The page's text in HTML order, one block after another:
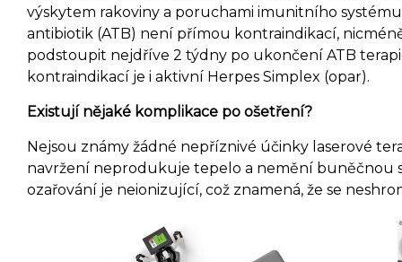
výskytem rakoviny a poruchami imunitního systému
antibiotik (ATB) není přímou kontraindikací,
podstoupit nejdříve 2 týdny po ukončení ATB
kontraindikací je i aktivní Herpes Simplex (opar).
Existují nějaké komplikace po ošetření?
Nejsou známy žádné nepříznivé účinky laserové
navržení neprodukuje tepelo a nemění buněčnou
ozařování je neionizující, což znamená, že se